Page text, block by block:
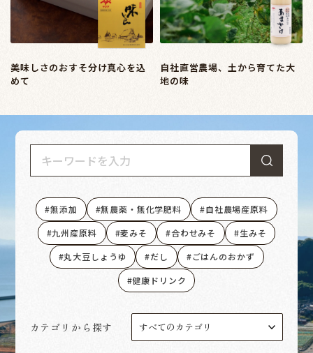
美味しさのおすそ分け真心を込
めて
自社直営農場、土から育てた大
地の味
無添加 無農薬・無化学肥料
自社農場産原料
九州産原料
麦みそ 合わせみそ
生みそ
丸大豆しょうゆ
だし
ごはんのおかず
健康ドリンク
カテゴリから探す